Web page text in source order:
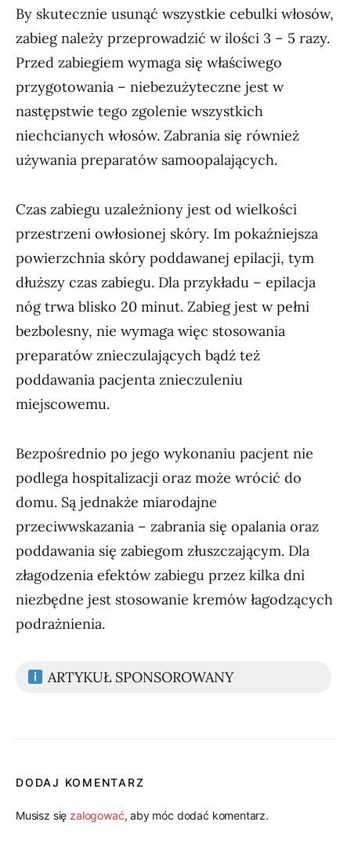
By skutecznie usunąć wszystkie cebulki włosów,
zabieg należy przeprowadzić w ilości 3 – 5 razy.
Przed zabiegiem wymaga się właściwego
przygotowania – niebezużyteczne jest w
następstwie tego zgolenie wszystkich
niechcianych włosów. Zabrania się również
używania preparatów samoopalających.
Czas zabiegu uzależniony jest od wielkości
przestrzeni owłosionej skóry. Im pokaźniejsza
powierzchnia skóry poddawanej epilacji, tym
dłuższy czas zabiegu. Dla przykładu – epilacja
nóg trwa blisko 20 minut. Zabieg jest w pełni
bezbolesny, nie wymaga więc stosowania
preparatów znieczulających bądź też
poddawania pacjenta znieczuleniu
miejscowemu.
Bezpośrednio po jego wykonaniu pacjent nie
podlega hospitalizacji oraz może wrócić do
domu. Są jednakże miarodajne
przeciwwskazania – zabrania się opalania oraz
poddawania się zabiegom złuszczającym. Dla
złagodzenia efektów zabiegu przez kilka dni
niezbędne jest stosowanie kremów łagodzących
podrażnienia.
ARTYKUŁ SPONSOROWANY
DODAJ KOMENTARZ
Musisz się zalogować, aby móc dodać komentarz.